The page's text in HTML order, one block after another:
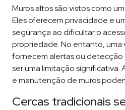
Muros altos são vistos como
Eles oferecem privacidade e
segurança ao dificultar o
propriedade. No entanto, uma
fornecem alertas ou
ser uma limitação significativa.
e manutenção de muros
Cercas tradicionais